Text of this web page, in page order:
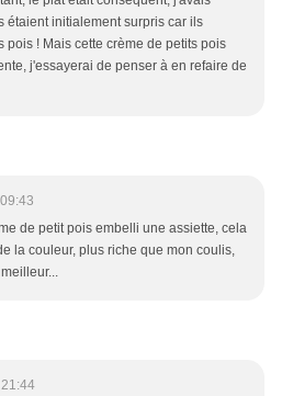
étaient initialement surpris car ils
pois ! Mais cette crème de petits pois
j'essayerai de penser à en refaire de
de petit pois embelli une assiette, cela
la couleur, plus riche que mon coulis,